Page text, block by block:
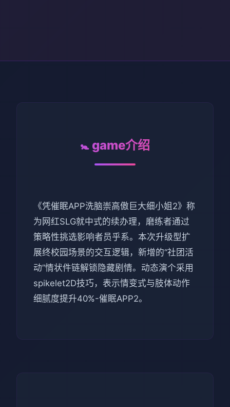
🚼 game介绍
《凭催眠APP洗脑崇高傲巨大细小姐2》称
为网红SLG就中式的续办理，磨练者通过
策略性挑选影响者员乎系。本次升级型扩
展终校园场景的交互逻辑，新增的“社团活
动”情状件链解锁隐藏剧情。动态演个采用
spikelet2D技巧，表示情变式与肢体动作
细腻度提升40%-催眠APP2。